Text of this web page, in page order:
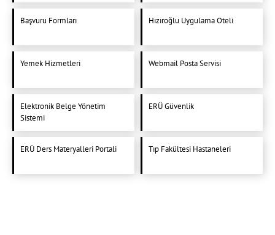
Başvuru Formları Hızıroğlu Uygulama Oteli
Yemek Hizmetleri Webmail Posta Servisi
Elektronik Belge Yönetim
Sistemi
ERÜ Güvenlik
ERÜ Ders Materyalleri Portali Tıp Fakültesi Hastaneleri